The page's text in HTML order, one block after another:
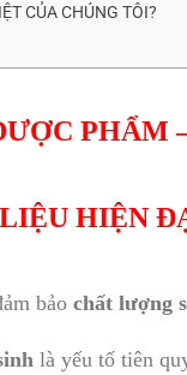
CỦA CHÚNG TÔI?
PHẨM
HIỆN
bảo chất lượng
là yếu tố tiên